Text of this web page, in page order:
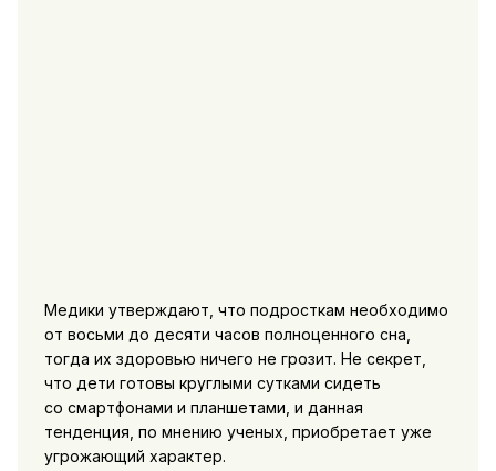
Медики утверждают, что подросткам необходимо
от восьми до десяти часов полноценного сна,
тогда их здоровью ничего не грозит. Не секрет,
что дети готовы круглыми сутками сидеть
со смартфонами и планшетами, и данная
тенденция, по мнению ученых, приобретает уже
угрожающий характер.